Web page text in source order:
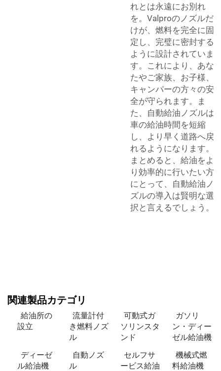
れとは永遠にお別れ
を。Valproのノズルだ
けが、燃料を完全に固
定し、完璧に密封する
ように設計されていま
す。これにより、あな
たやご家族、お子様、
キャンパーの方々の安
全が守られます。ま
た、自動給油ノズルは
車の給油時間を短縮
し、より早く道路へ戻
れるようになります。
まとめると、給油をよ
り効率的に行いたい方
にとって、自動給油ノ
ズルの導入は賢明な選
択と言えるでしょう。
関連製品カテゴリ
給油所の
設立
流量計付
き燃料ノズ
ル
可動式ガ
ソリンスタ
ンド
ガソリ
ン・ディー
ゼル給油機
ディーゼ
ル給油機
自動ノズ
ル
セルフサ
ービス給油
機械式燃
料給油機